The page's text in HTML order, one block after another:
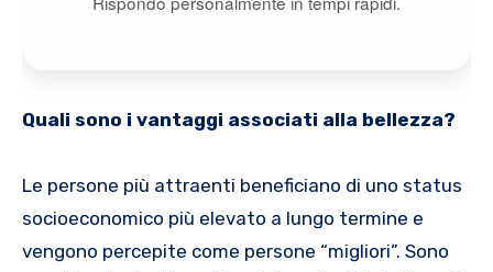
Quali sono i vantaggi associati alla bellezza?
Le persone più attraenti beneficiano di uno status
socioeconomico più elevato a lungo termine e
vengono percepite come persone “migliori”. Sono